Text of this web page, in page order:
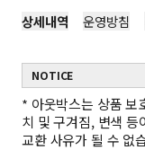
상세내역 운영방침
NOTICE
* 아웃박스는 상품 보
치 및 구겨짐, 변색
교환 사유가 될 수 없